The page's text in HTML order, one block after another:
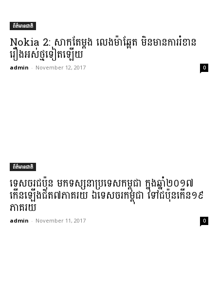
ព័ត៌មានជាតិ
Nokia 2: សាក​តែម្តង លេង​ម៉ា​ឆ្អែត មិនមាន​ការរំខាន​
រឿង​អស់​ថ្ម​ទៀតឡើយ​
admin - November 12, 2017 0
ព័ត៌មានជាតិ
ទេសចរ​ជប៉ុន មក​ទស្សនា​ប្រទេស​កម្ពុជា ក្នុង​ឆ្នាំ​២០១៧
កើនឡើង​ជិត​៧​ភាគរយ ឯ​ទេសចរ​កម្ពុជា ទៅ​ជប៉ុន​កើន​១៩​
ភាគរយ​
admin - November 11, 2017 0